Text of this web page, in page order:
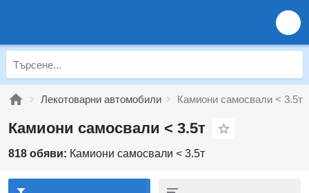
Лекотоварни автомобили Камиони самосвали < 3.5т
Камиони самосвали < 3.5т
818 обяви: Камиони самосвали < 3.5т